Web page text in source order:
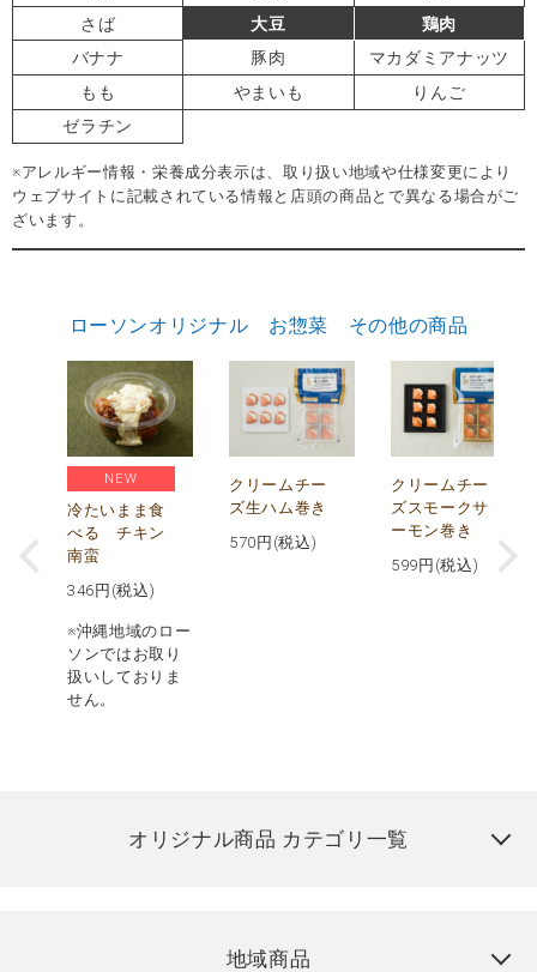
さば
大豆
鶏肉
バナナ
豚肉
マカダミアナッツ
もも
やまいも
りんご
ゼラチン
※アレルギー情報・栄養成分表示は、取り扱い地域や仕様変更により
ウェブサイトに記載されている情報と店頭の商品とで異なる場合がご
ざいます。
ローソンオリジナル お惣菜 その他の商品
NEW
冷たいまま食
べる チキン
南蛮
346 円(税込)
※沖縄地域のロー
ソンではお取り
扱いしておりま
せん。
クリームチー
ズ生ハム巻き
570 円(税込)
クリームチー
ズスモークサ
ーモン巻き
599 円(税込)
オリジナル商品 カテゴリ一覧
地域商品